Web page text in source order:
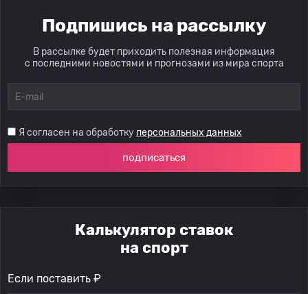
Подпишись на рассылку
В рассылке будет приходить полезная информация
с последними новостями и прогнозами из мира спорта
Я согласен на обработку персональных данных
подписаться
Калькулятор ставок
на спорт
Если поставить ₽